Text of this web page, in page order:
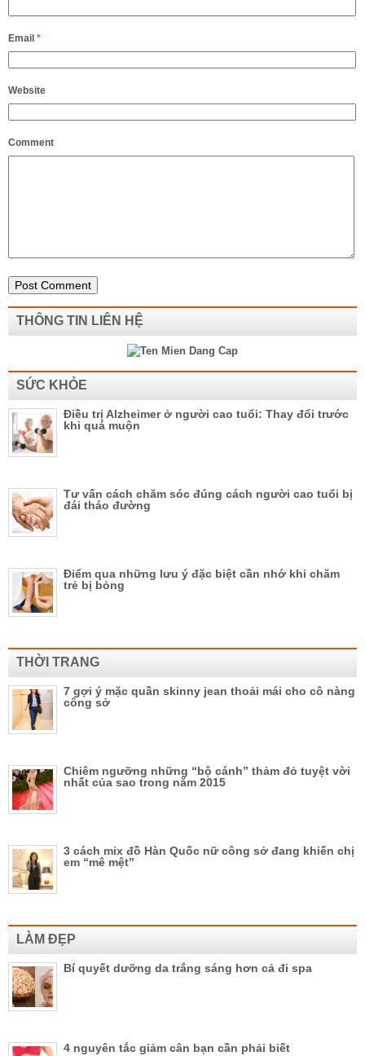
Email *
Website
Comment
THÔNG TIN LIÊN HỆ
SỨC KHỎE
Điều trị Alzheimer ở người cao tuổi: Thay đổi trước
khi quá muộn
Tư vấn cách chăm sóc đúng cách người cao tuổi bị
đái tháo đường
Điểm qua những lưu ý đặc biệt cần nhớ khi chăm
trẻ bị bỏng
THỜI TRANG
7 gợi ý mặc quần skinny jean thoải mái cho cô nàng
công sở
Chiêm ngưỡng những “bộ cánh” thảm đỏ tuyệt vời
nhất của sao trong năm 2015
3 cách mix đồ Hàn Quốc nữ công sở đang khiến chị
em “mê mệt”
LÀM ĐẸP
Bí quyết dưỡng da trắng sáng hơn cả đi spa
4 nguyên tắc giảm cân bạn cần phải biết